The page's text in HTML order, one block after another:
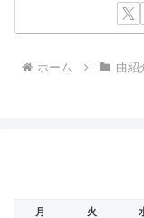
ホーム 曲紹
月 火